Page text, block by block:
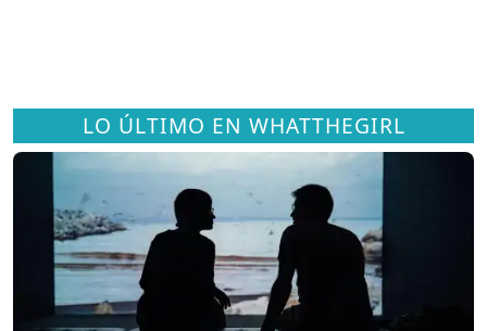
LO ÚLTIMO EN WHATTHEGIRL